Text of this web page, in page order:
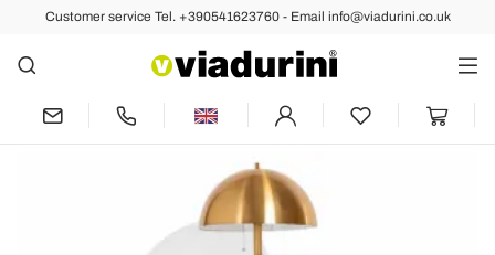
Customer service Tel. +390541623760 - Email info@viadurini.co.uk
Back Previous Next
Modern Floor Lamp in Metal and
Brushed Brass Made in Italy - Peter